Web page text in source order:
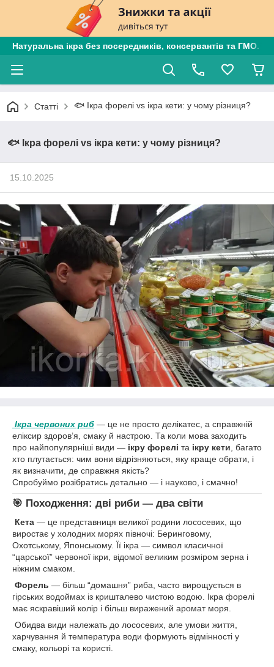
Натуральна ікра без посередників, консервантів та ГМО.
Статті 🐟 Ікра форелі vs ікра кети: у чому різниця?
🐟 Ікра форелі vs ікра кети: у чому різниця?
15.10.2025
Ікра червоних риб — це не просто делікатес, а справжній
еліксир здоров’я, смаку й настрою. Та коли мова заходить
про найпопулярніші види — ікру форелі та ікру кети , багато
хто плутається: чим вони відрізняються, яку краще обрати, і
як визначити, де справжня якість?
Спробуймо розібратись детально — і науково, і смачно!
🎯 Походження: дві риби — два світи
Кета — це представниця великої родини лососевих, що
виростає у холодних морях півночі: Беринговому,
Охотському, Японському. Її ікра — символ класичної
“царської” червоної ікри, відомої великим розміром зерна і
ніжним смаком.
Форель — більш “домашня” риба, часто вирощується в
гірських водоймах із кришталево чистою водою. Ікра форелі
має яскравіший колір і більш виражений аромат моря.
Обидва види належать до лососевих, але умови життя,
харчування й температура води формують відмінності у
смаку, кольорі та користі.